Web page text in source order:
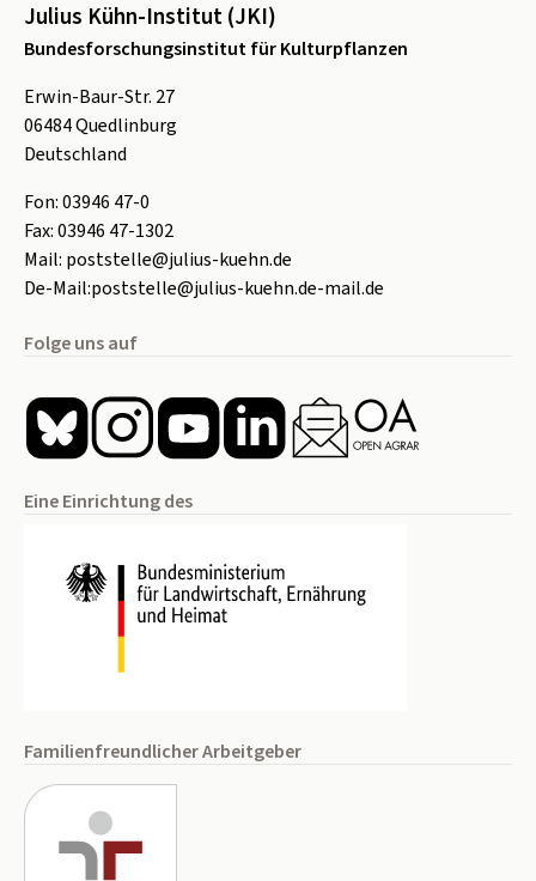
Julius Kühn-Institut (JKI)
Bundesforschungsinstitut für Kulturpflanzen
Erwin-Baur-Str. 27
06484Quedlinburg
Deutschland
Fon:03946 47-0
Fax:03946 47-1302
Mail: poststelle@julius-kuehn.de
De-Mail:poststelle@julius-kuehn.de-mail.de
Folge uns auf
Eine Einrichtung des
Familienfreundlicher Arbeitgeber